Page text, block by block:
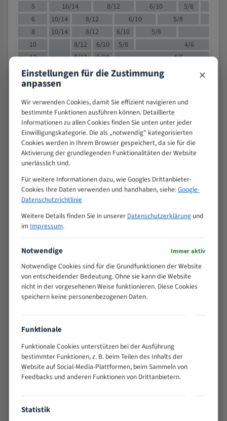
5
10/14 8/12 6/10
5/8
6
10/14 8/12 6/10
5/8
8
10/14 8/12 6/10 5/8
10
8/12 6/10 5/8
4/6
12
8/12 6/10
4/6
15
8/12 6/10
4/5
20
50
80
> 100
VOLLMATERIAL
M (mm)
Zoll (ZpZ))
>
25
10/14
15 - 40
8/12
25 - 50
50 - 120
80 - 180
3/4
130 -
350
2/3
150 -
200 -
600
> 500
0,75/1,25
Vorteile:
Vielseitiges Bandsägeblatt für verschiedenste
Widerstandsfähig gegen Zahnbruch auch bei
Einstellungen für die Zustimmung
anpassen ×
Wir verwenden Cookies, damit Sie effizient navigieren und
bestimmte Funktionen ausführen können. Detaillierte
Informationen zu allen Cookies finden Sie unten unter jeder
Einwilligungskategorie. Die als „notwendig" kategorisierten
Cookies werden in Ihrem Browser gespeichert, da sie für die
Aktivierung der grundlegenden Funktionalitäten der Website
unerlässlich sind.
Für weitere Informationen dazu, wie Googles Drittanbieter-
Cookies Ihre Daten verwenden und handhaben, siehe:Google-
Datenschutzrichtlinie
Weitere Details finden Sie in unserer Datenschutzerklärungund
im Impressum.
Notwendige Immer aktiv
Notwendige Cookies sind für die Grundfunktionen der Website
von entscheidender Bedeutung. Ohne sie kann die Website
nicht in der vorgesehenen Weise funktionieren. Diese Cookies
speichern keine personenbezogenen Daten.
Funktionale
Funktionale Cookies unterstützen bei der Ausführung
bestimmter Funktionen, z. B. beim Teilen des Inhalts der
Website auf Social-Media-Plattformen, beim Sammeln von
Feedbacks und anderen Funktionen von Drittanbietern.
Statistik